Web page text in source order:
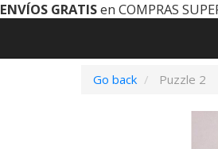
ENVÍOS GRATISen COMPRAS
Go back Puzzle 2